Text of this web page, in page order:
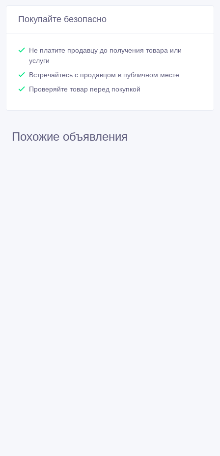
Покупайте безопасно
Не платите продавцу до получения товара или
услуги
Встречайтесь с продавцом в публичном месте
Проверяйте товар перед покупкой
Похожие объявления